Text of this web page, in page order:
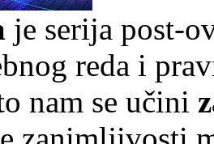
je serija post-
reda i
nam se učini